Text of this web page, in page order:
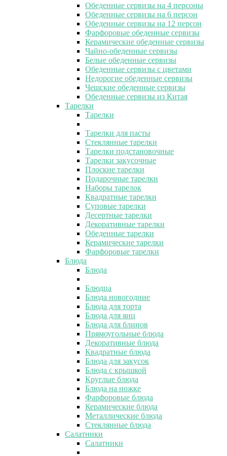
Обеденные сервизы на 4 персоны
Обеденные сервизы на 6 персон
Обеденные сервизы на 12 персон
Фарфоровые обеденные сервизы
Керамические обеденные сервизы
Чайно-обеденные сервизы
Белые обеденные сервизы
Обеденные сервизы с цветами
Недорогие обеденные сервизы
Чешские обеденные сервизы
Обеденные сервизы из Китая
Тарелки
Тарелки
Тарелки для пасты
Стеклянные тарелки
Тарелки подстановочные
Тарелки закусочные
Плоские тарелки
Подарочные тарелки
Наборы тарелок
Квадратные тарелки
Суповые тарелки
Десертные тарелки
Декоративные тарелки
Обеденные тарелки
Керамические тарелки
Фарфоровые тарелки
Блюда
Блюда
Блюдца
Блюда новогодние
Блюда для торта
Блюда для яиц
Блюда для блинов
Прямоугольные блюда
Декоративные блюда
Квадратные блюда
Блюда для закусок
Блюда с крышкой
Круглые блюда
Блюда на ножке
Фарфоровые блюда
Керамические блюда
Металлические блюда
Стеклянные блюда
Салатники
Салатники